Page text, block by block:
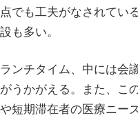
でも工夫がなされてい
も多い。
ンチタイム、中には会
うかがえる。また、こ
短期滞在者の医療ニー